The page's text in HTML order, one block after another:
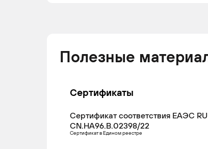
Полезные
Сертификаты
Сертификат соответствия ЕАЭС
CN.НА96.В.02398/22
Сертификат в Едином реестре